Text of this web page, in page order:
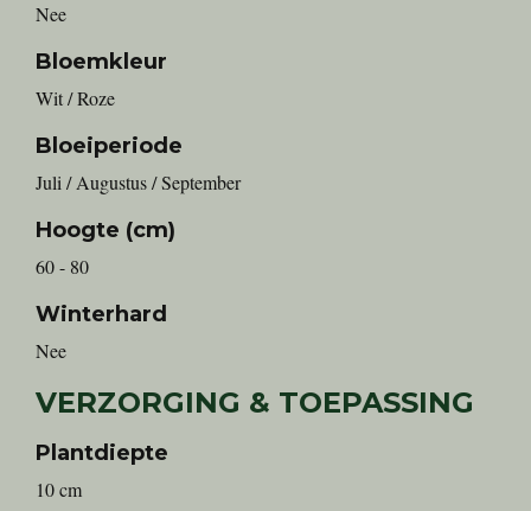
Nee
Bloemkleur
Wit / Roze
Bloeiperiode
Juli / Augustus / September
Hoogte (cm)
60 - 80
Winterhard
Nee
VERZORGING & TOEPASSING
Plantdiepte
10 cm